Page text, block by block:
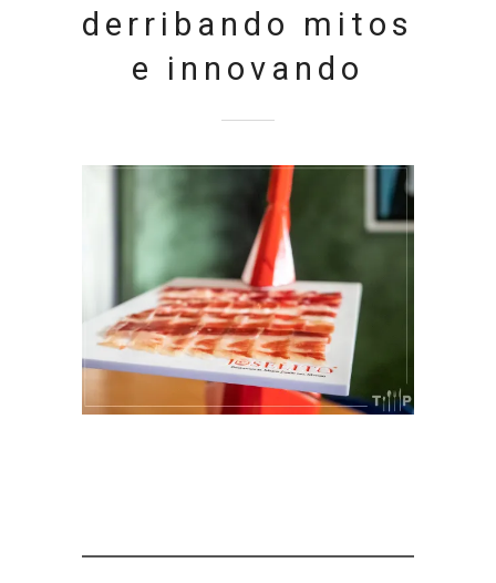
derribando mitos
e innovando